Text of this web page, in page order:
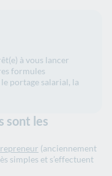
à vous lancer
formules
portage salarial, la
sont les
(anciennement
simples et s’effectuent